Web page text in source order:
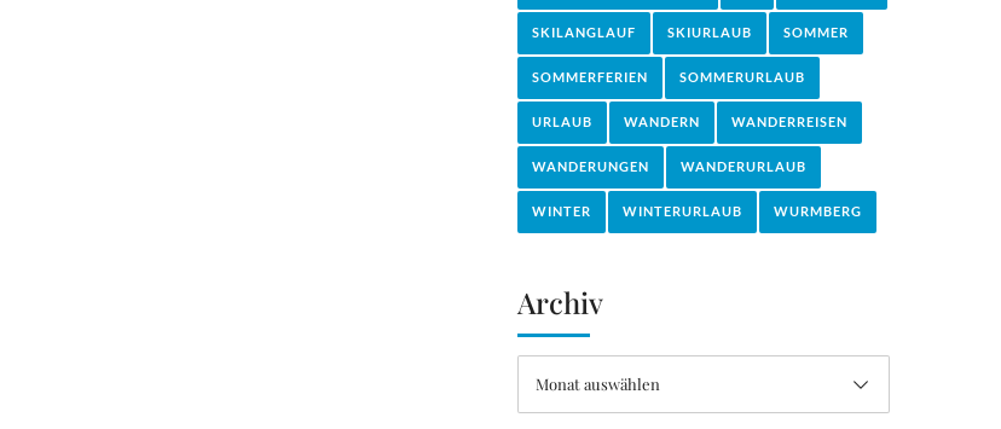
SKILANGLAUF SKIURLAUB SOMMER
SOMMERFERIEN SOMMERURLAUB
URLAUB WANDERN WANDERREISEN
WANDERUNGEN WANDERURLAUB
WINTER WINTERURLAUB WURMBERG
Archiv
Monat auswählen